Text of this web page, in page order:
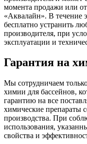
момента продажи или
«Аквалайн». В течение
бесплатно устранить
производителя, при
эксплуатации и
Гарантия на
Мы сотрудничаем
химии для бассейнов,
гарантию на все
химические препараты
производства. При
использования,
свойства и